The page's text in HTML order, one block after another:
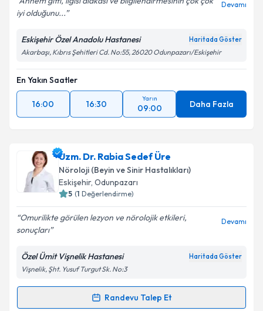
Kişisel verilerimin işlenmesine ilişkin
kapsamda işlenmesini kabul ediyorum.
iyi olduğunu...
Devamı
Eskişehir Özel Anadolu Hastanesi Haritada Göster
Akarbaşı, Kıbrıs Şehitleri Cd. No:55, 26020 Odunpazarı/Eskişehir
En Yakın Saatler
16:00 16:30
Yarın
09:00 Daha Fazla
Uzm. Dr. Rabia Sedef Üre
Nöroloji (Beyin ve Sinir Hastalıkları)
Eskişehir, Odunpazarı
5 (1 Değerlendirme)
Omurilikte görülen lezyon ve nörolojik etkileri,
sonuçları
Devamı
Özel Ümit Vişnelik Hastanesi Haritada Göster
Vişnelik, Şht. Yusuf Turgut Sk. No:3
Randevu Talep Et
Randevu Takvimi Talebi